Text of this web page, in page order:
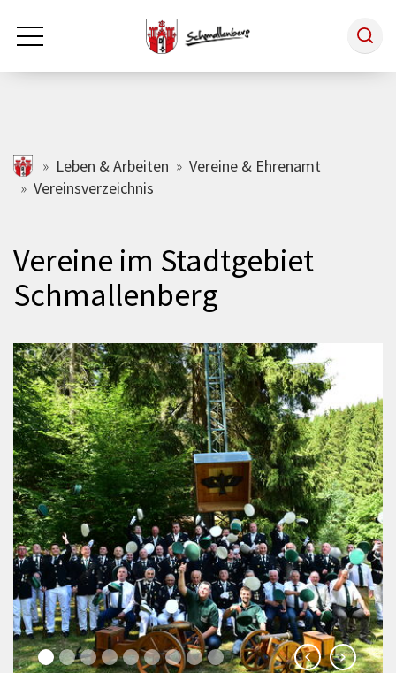
Zum Hauptinhalt springen
Rathaus & Politik
Tourismus
Wirtschaft
schmallenberg.de
Leben & Arbeiten
Vereine & Ehrenamt
Vereinsverzeichnis
Vereine im Stadtgebiet
Schmallenberg